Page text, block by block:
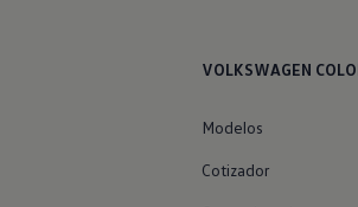
VOLKSWAGEN
Modelos
Cotizador